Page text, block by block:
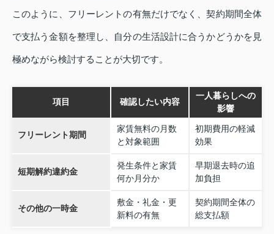
このように、フリーレントの有無だけでなく、契約期間全体
で支払う金額を整理し、自分の生活設計に合うかどうかを見
極めながら検討することが大切です。
項目 確認したい内容
一人暮らしへの
影響
フリーレント期間
家賃無料の月数
と対象範囲
初期費用の軽減
効果
短期解約違約金
発生条件と家賃
何か月分か
早期退去時の追
加負担
その他の一時金
敷金・礼金・更
新料の有無
契約期間全体の
総支払額